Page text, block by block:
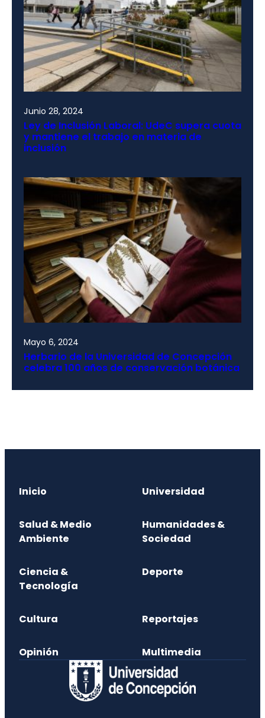
Junio 28, 2024
Ley de Inclusión Laboral: UdeC supera cuota
y mantiene el trabajo en materia de
inclusión
Mayo 6, 2024
Herbario de la Universidad de Concepción
celebra 100 años de conservación botánica
Inicio Universidad
Salud & Medio
Ambiente
Humanidades &
Sociedad
Ciencia &
Tecnología
Deporte
Cultura Reportajes
Opinión Multimedia